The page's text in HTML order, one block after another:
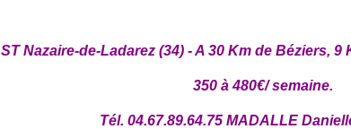
ST Nazaire-de-Ladarez (34) - A 30 Km de Béziers, 9
350 à 480€/ semaine.
Tél. 04.67.89.64.75 MADALLE